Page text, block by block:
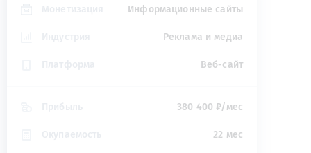
Информационные сайты
Реклама и медиа
Веб-сайт
380 400 ₽/мес
22 мес